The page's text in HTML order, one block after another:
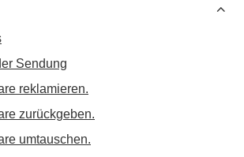
Sendung
reklamieren.
zurückgeben.
umtauschen.